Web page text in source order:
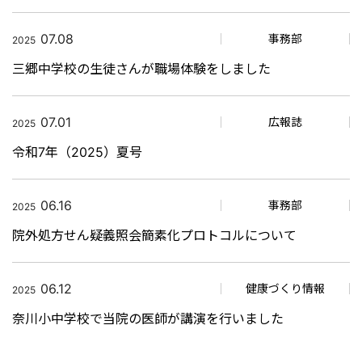
2025 07.08 事務部
三郷中学校の生徒さんが職場体験をしました
2025 07.01 広報誌
令和7年（2025）夏号
2025 06.16 事務部
院外処方せん疑義照会簡素化プロトコルについて
2025 06.12 健康づくり情報
奈川小中学校で当院の医師が講演を行いました